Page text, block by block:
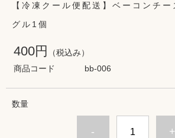
【冷凍クール便配送】ベーコンチ
グル1個
400円
（税込み）
商品コード
bb-006
数量
- +